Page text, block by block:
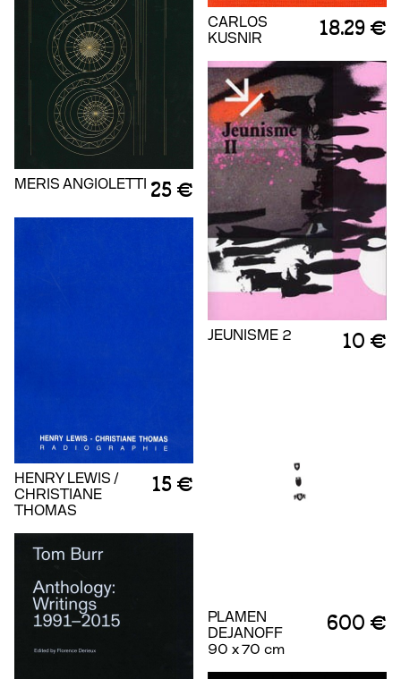
CARLOS
KUSNIR
18.29 €
MERIS ANGIOLETTI 25 €
JEUNISME 2 10 €
HENRY LEWIS /
CHRISTIANE
THOMAS
15 €
PLAMEN
DEJANOFF
90 x 70 cm
600 €